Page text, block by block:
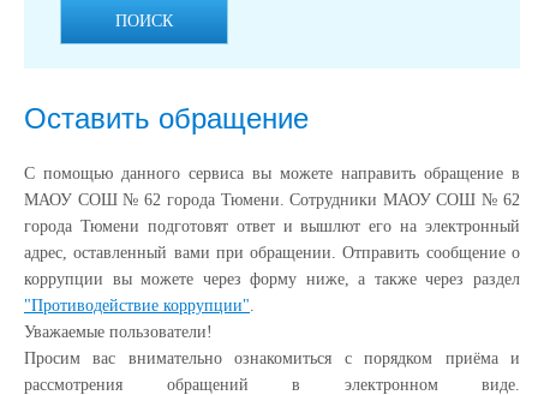
ПОИСК
Оставить обращение
С помощью данного сервиса вы можете направить обращение в
МАОУ СОШ № 62 города Тюмени. Сотрудники МАОУ СОШ № 62
города Тюмени подготовят ответ и вышлют его на электронный
адрес, оставленный вами при обращении. Отправить сообщение о
коррупции вы можете через форму ниже, а также через раздел
"Противодействие коррупции".
Уважаемые пользователи!
Просим вас внимательно ознакомиться с порядком приёма и
рассмотрения обращений в электронном виде.